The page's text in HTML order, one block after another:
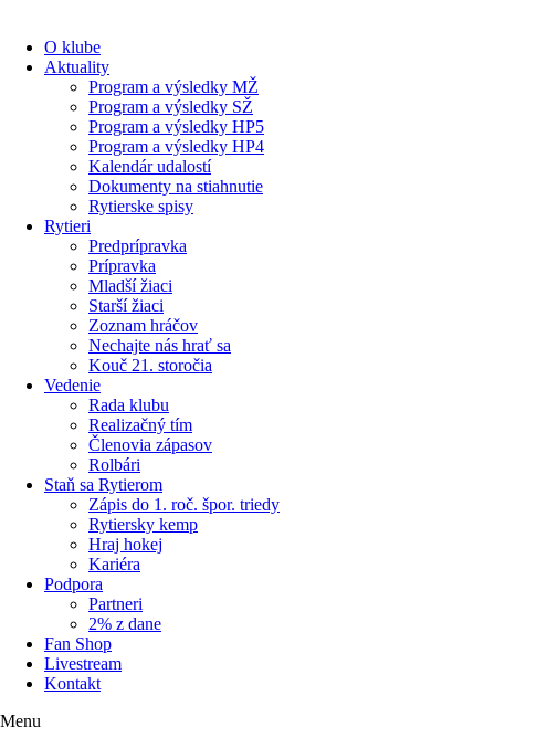
O klube
Aktuality
Program a výsledky MŽ
Program a výsledky SŽ
Program a výsledky HP5
Program a výsledky HP4
Kalendár udalostí
Dokumenty na stiahnutie
Rytierske spisy
Rytieri
Predprípravka
Prípravka
Mladší žiaci
Starší žiaci
Zoznam hráčov
Nechajte nás hrať sa
Kouč 21. storočia
Vedenie
Rada klubu
Realizačný tím
Členovia zápasov
Rolbári
Staň sa Rytierom
Zápis do 1. roč. špor. triedy
Rytiersky kemp
Hraj hokej
Kariéra
Podpora
Partneri
2% z dane
Fan Shop
Livestream
Kontakt
Menu